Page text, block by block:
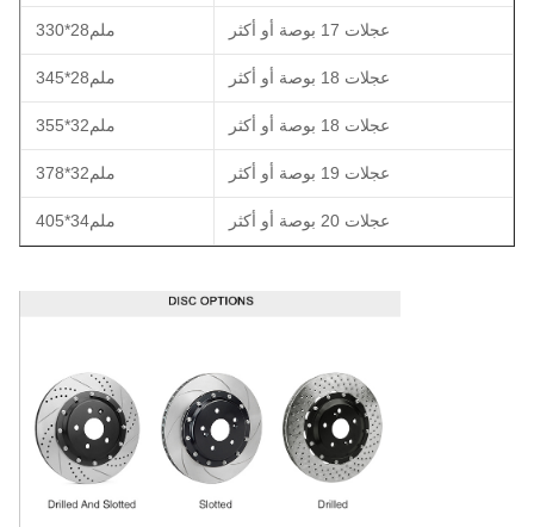
330*28ملم عجلات 17 بوصة أو أكثر
345*28ملم عجلات 18 بوصة أو أكثر
355*32ملم عجلات 18 بوصة أو أكثر
378*32ملم عجلات 19 بوصة أو أكثر
405*34ملم عجلات 20 بوصة أو أكثر